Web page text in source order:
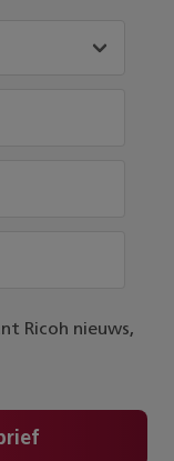
Ricoh nieuws,